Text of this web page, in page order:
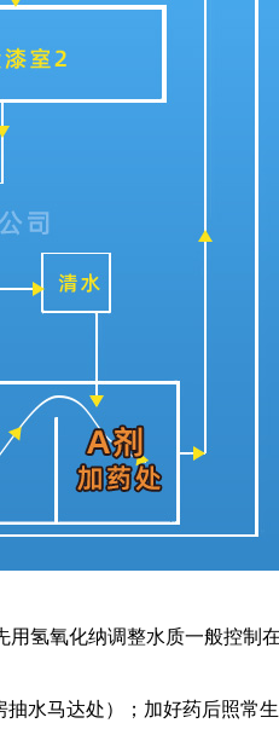
氢氧化纳调整水质一般控制
水马达处）；加好药后照常